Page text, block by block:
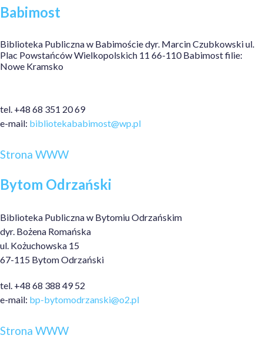
Babimost
Biblioteka Publiczna w Babimoście dyr. Marcin Czubkowski ul.
Plac Powstańców Wielkopolskich 11 66-110 Babimost filie:
Nowe Kramsko
tel. +48 68 351 20 69
e-mail: bibliotekababimost@wp.pl
Strona WWW
Bytom Odrzański
Biblioteka Publiczna w Bytomiu Odrzańskim
dyr. Bożena Romańska
ul. Kożuchowska 15
67-115 Bytom Odrzański
tel. +48 68 388 49 52
e-mail: bp-bytomodrzanski@o2.pl
Strona WWW